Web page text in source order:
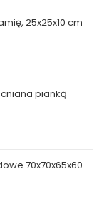
25x25x10 cm
pianką
70x70x65x60